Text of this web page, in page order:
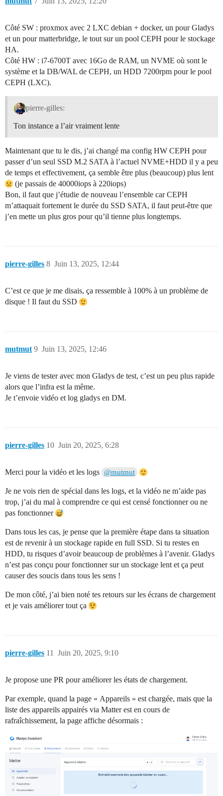
Côté SW : proxmox avec 2 LXC debian + docker, un pour Gladys
et un pour matterbridge, le tout sur un pool CEPH pour le stockage
HA.
Côté HW : i7-6700T avec 16Go de RAM, un NVME où sont le
système et la DB/WAL de CEPH, un HDD 7200rpm pour le pool
CEPH (LXC).
pierre-gilles:
Ton instance a l’air vraiment lente
Maintenant que tu le dis, j’ai changé ma config HW CEPH pour
passer d’un seul SSD M.2 SATA à l’actuel NVME+HDD il y a peu
de temps et effectivement, ça semble être plus (beaucoup) plus lent
(je passais de 40000iops à 220iops)
Bon, il faut que j’étudie de nouveau l’ensemble car CEPH
m’attaquait fortement le durée du SSD SATA, il faut peut-être que
j’en mette un plus gros pour qu’il tienne plus longtemps.
pierre-gilles Juin 13, 2025, 12:44
8
C’est ce que je me disais, ça ressemble à 100% à un problème de
disque ! Il faut du SSD
mutmut Juin 13, 2025, 12:46
9
Je viens de tester avec mon Gladys de test, c’est un peu plus rapide
alors que l’infra est la même.
Je t’envoie vidéo et log gladys en DM.
pierre-gilles Juin 20, 2025, 6:28
10
Merci pour la vidéo et les logs @mutmut
Je ne vois rien de spécial dans les logs, et la vidéo ne m’aide pas
trop, j’ai du mal à comprendre ce qui est censé fonctionner ou ne
pas fonctionner
Dans tous les cas, je pense que la première étape dans ta situation
est de revenir à un stockage rapide en full SSD. Si tu restes en
HDD, tu risques d’avoir beaucoup de problèmes à l’avenir. Gladys
n’est pas conçu pour fonctionner sur un stockage lent et ça peut
causer des soucis dans tous les sens !
De mon côté, j’ai bien noté tes retours sur les écrans de chargement
et je vais améliorer tout ça
pierre-gilles Juin 20, 2025, 9:10
11
Je propose une PR pour améliorer les états de chargement.
Par exemple, quand la page « Appareils » est chargée, mais que la
liste des appareils appairés via Matter est en cours de
rafraîchissement, la page affiche désormais :